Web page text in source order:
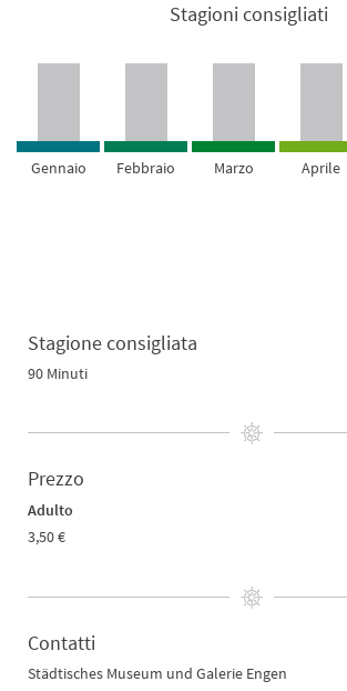
Stagioni consigliati
Gennaio Febbraio Marzo Aprile
Stagione consigliata
90 Minuti
Prezzo
Adulto
3,50 €
Contatti
Städtisches Museum und Galerie Engen